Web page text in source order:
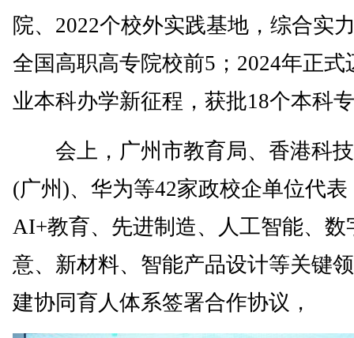
院、2022个校外实践基地，综合实
全国高职高专院校前5；2024年正式
业本科办学新征程，获批18个本科
会上，广州市教育局、香港科
(广州)、华为等42家政校企单位代表
AI+教育、先进制造、人工智能、数
意、新材料、智能产品设计等关键
建协同育人体系签署合作协议，